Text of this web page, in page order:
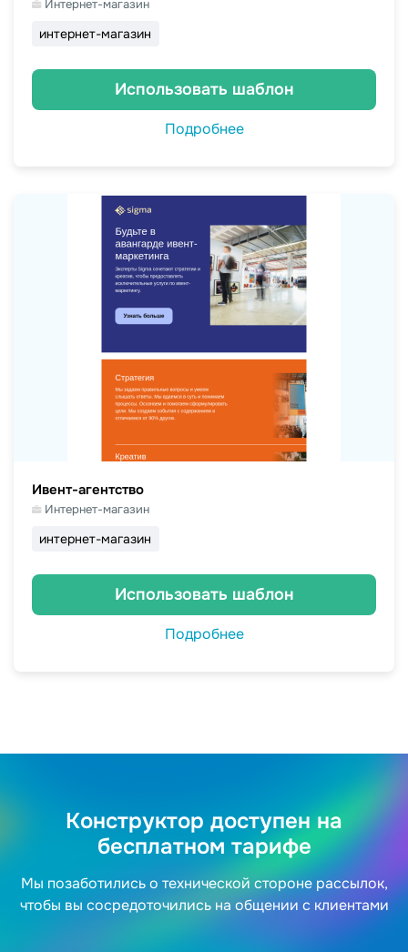
Интернет-магазин
интернет-магазин
Использовать шаблон
Подробнее
Ивент-агентство
Интернет-магазин
интернет-магазин
Использовать шаблон
Подробнее
Конструктор доступен на
бесплатном тарифе
Мы позаботились о технической стороне рассылок,
чтобы вы сосредоточились на общении с клиентами